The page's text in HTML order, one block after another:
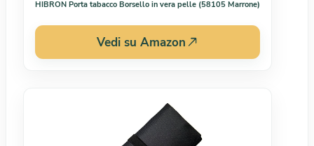
HIBRON Porta tabacco Borsello in vera pelle (58105 Marrone)
Vedi su Amazon